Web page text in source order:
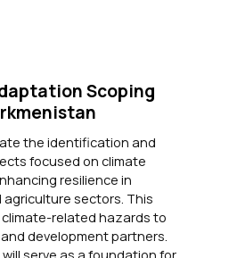
Scoping
the identification and
focused on climate
resilience in
sectors. This
related hazards to
development partners.
serve as a foundation for